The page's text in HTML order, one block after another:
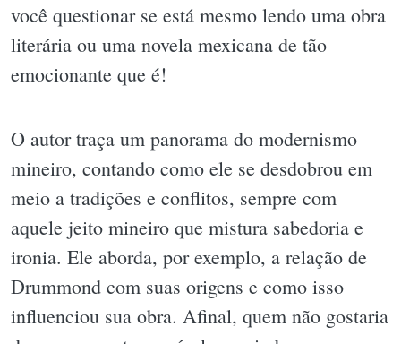
você questionar se está mesmo lendo uma obra
literária ou uma novela mexicana de tão
emocionante que é!
O autor traça um panorama do modernismo
mineiro, contando como ele se desdobrou em
meio a tradições e conflitos, sempre com
aquele jeito mineiro que mistura sabedoria e
ironia. Ele aborda, por exemplo, a relação de
Drummond com suas origens e como isso
influenciou sua obra. Afinal, quem não gostaria